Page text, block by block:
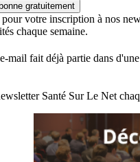
gratuitement
votre inscription à nos
chaque semaine.
mail fait déjà partie dans
Santé Sur Le Net